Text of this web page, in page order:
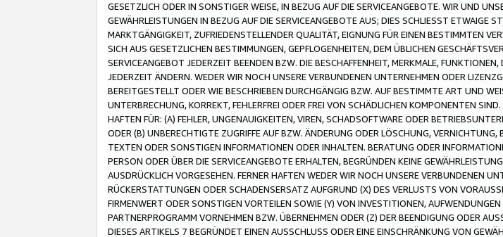
GESETZLICH ODER IN SONSTIGER WEISE, IN BEZUG AUF DIE SERVICEANGEBOTE. WIR UND
GEWÄHRLEISTUNGEN IN BEZUG AUF DIE SERVICEANGEBOTE AUS; DIES SCHLIESST ETWAIGE
MARKTGÄNGIGKEIT, ZUFRIEDENSTELLENDER QUALITÄT, EIGNUNG FÜR EINEN BESTIMMTEN
SICH AUS GESETZLICHEN BESTIMMUNGEN, GEPFLOGENHEITEN, DEM ÜBLICHEN
SERVICEANGEBOT JEDERZEIT BEENDEN BZW. DIE BESCHAFFENHEIT, MERKMALE,
JEDERZEIT ÄNDERN. WEDER WIR NOCH UNSERE VERBUNDENEN UNTERNEHMEN ODER
BEREITGESTELLT ODER WIE BESCHRIEBEN DURCHGÄNGIG BZW. AUF BESTIMMTE ART UND
UNTERBRECHUNG, KORREKT, FEHLERFREI ODER FREI VON SCHÄDLICHEN KOMPONENTEN
HAFTEN FÜR: (A) FEHLER, UNGENAUIGKEITEN, VIREN, SCHADSOFTWARE ODER
ODER (B) UNBERECHTIGTE ZUGRIFFE AUF BZW. ÄNDERUNG ODER LÖSCHUNG,
TEXTEN ODER SONSTIGEN INFORMATIONEN ODER INHALTEN. BERATUNG ODER
PERSON ODER ÜBER DIE SERVICEANGEBOTE ERHALTEN, BEGRÜNDEN KEINE
AUSDRÜCKLICH VORGESEHEN. FERNER HAFTEN WEDER WIR NOCH UNSERE VERBUNDENEN
RÜCKERSTATTUNGEN ODER SCHADENSERSATZ AUFGRUND (X) DES VERLUSTS VON
FIRMENWERT ODER SONSTIGEN VORTEILEN SOWIE (Y) VON INVESTITIONEN,
PARTNERPROGRAMM VORNEHMEN BZW. ÜBERNEHMEN ODER (Z) DER BEENDIGUNG ODER
DIESES ARTIKELS 7 BEGRÜNDET EINEN AUSSCHLUSS ODER EINE EINSCHRÄNKUNG VON